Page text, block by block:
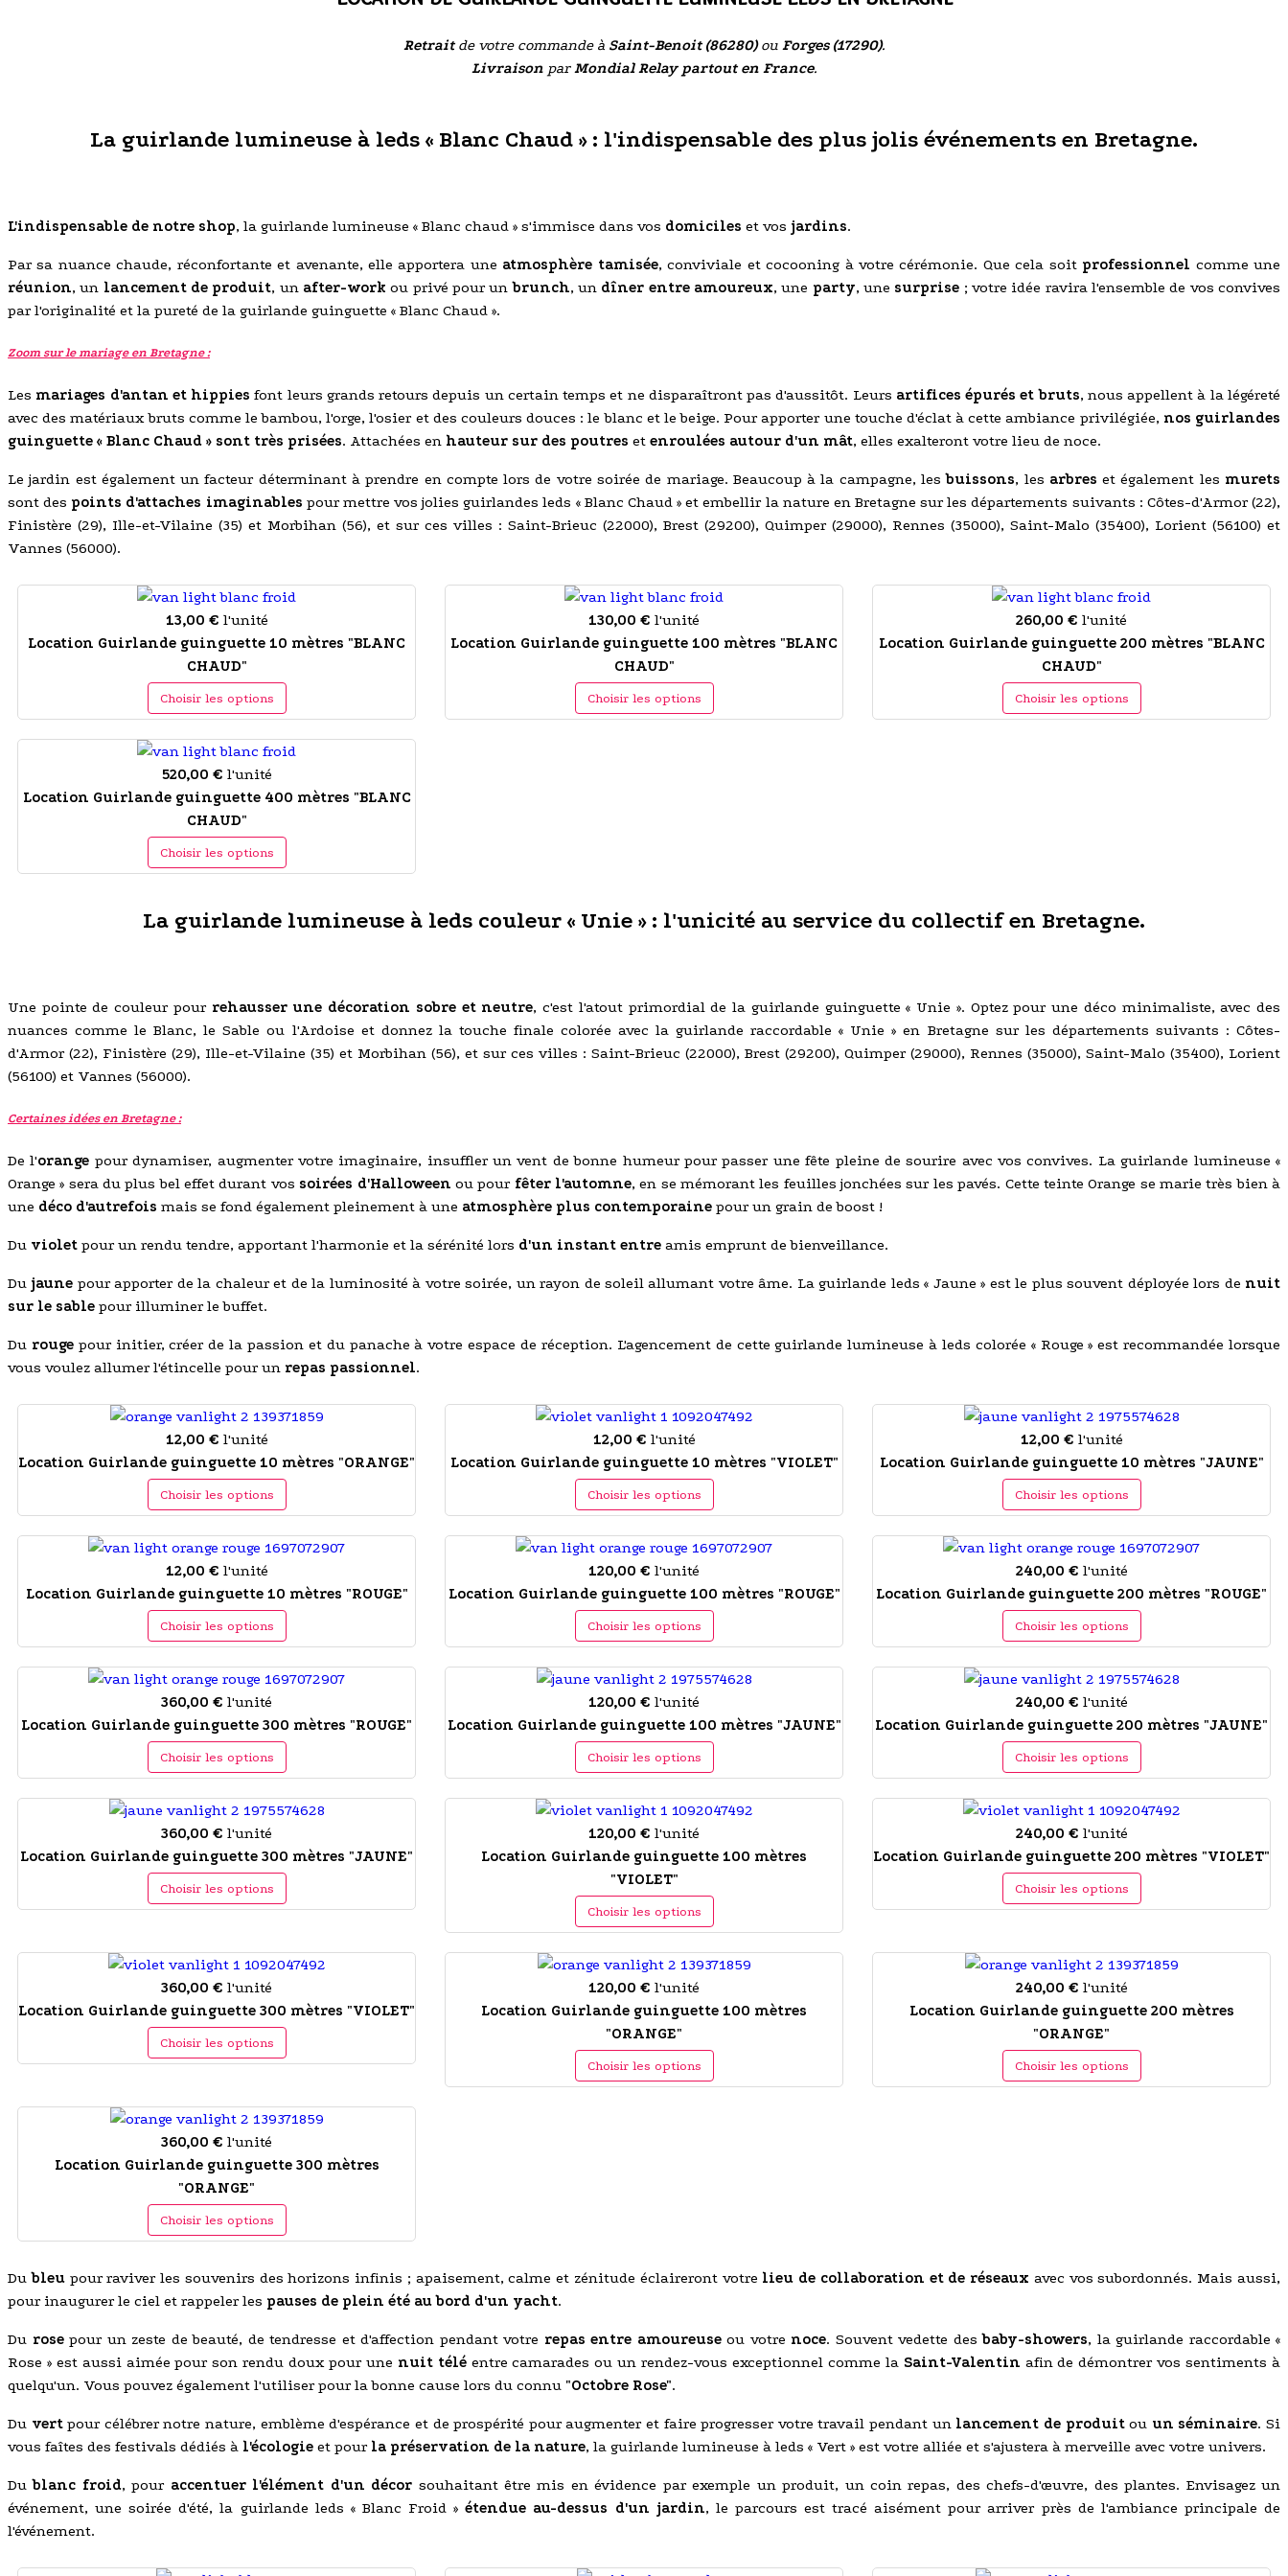
Retraitde votre commande à Saint-Benoit (86280)ou Forges (17290).
LivraisonparMondial Relay partout en France.
La guirlande lumineuse à leds « Blanc Chaud » : l'indispensable des plus jolis événements en Bretagne.
L'indispensable de notre shop, la guirlande lumineuse « Blanc chaud » s'immisce dans vos domiciles et vos jardins.
Par sa nuance chaude, réconfortante et avenante, elle apportera une atmosphère tamisée, conviviale et cocooning à votre cérémonie. Que cela soit professionnel comme une
réunion, un lancement de produit, un after-work ou privé pour unbrunch, un dîner entre amoureux, une party, une surprise ; votre idée ravira l'ensemble de vos convives
par l'originalité et la pureté de la guirlande guinguette « Blanc Chaud ».
Zoom sur le mariage en Bretagne :
Les mariages d'antan et hippies font leurs grands retours depuis un certain temps et ne disparaîtront pas d'aussitôt. Leurs artifices épurés et bruts, nous appellent à la légéreté
avec des matériaux bruts comme le bambou, l'orge, l'osier et des couleurs douces : le blanc et le beige. Pour apporter une touche d'éclat à cette ambiance privilégiée, nos guirlandes
guinguette « Blanc Chaud » sont très prisées. Attachées en hauteur sur des poutres et enroulées autour d'un mât, elles exalteront votre lieu de noce.
Le jardin est également un facteur déterminant à prendre en compte lors de votre soirée de mariage. Beaucoup à la campagne, lesbuissons, les arbres et également les murets
sont des points d'attaches imaginables pour mettre vos jolies guirlandes leds « Blanc Chaud » et embellir la nature en Bretagne sur les départements suivants : Côtes-d'Armor (22),
Finistère (29), Ille-et-Vilaine (35) et Morbihan (56), et sur ces villes : Saint-Brieuc (22000), Brest (29200), Quimper (29000), Rennes (35000), Saint-Malo (35400), Lorient (56100) et
Vannes (56000).
13,00 € l'unité
Location Guirlande guinguette 10 mètres "BLANC
CHAUD"
Choisir les options
130,00 € l'unité
Location Guirlande guinguette 100 mètres "BLANC
CHAUD"
Choisir les options
260,00 € l'unité
Location Guirlande guinguette 200 mètres "BLANC
CHAUD"
Choisir les options
520,00 € l'unité
Location Guirlande guinguette 400 mètres "BLANC
CHAUD"
Choisir les options
La guirlande lumineuse à leds couleur « Unie » : l'unicité au service du collectif en Bretagne.
Une pointe de couleur pour rehausser une décoration sobre et neutre, c'est l'atout primordial de la guirlande guinguette « Unie ». Optez pour une déco minimaliste, avec des
nuances comme le Blanc, le Sable ou l'Ardoise et donnez la touche finale colorée avec la guirlande raccordable « Unie » en Bretagne sur les départements suivants : Côtes-
d'Armor (22), Finistère (29), Ille-et-Vilaine (35) et Morbihan (56), et sur ces villes : Saint-Brieuc (22000), Brest (29200), Quimper (29000), Rennes (35000), Saint-Malo (35400), Lorient
(56100) et Vannes (56000).
Certaines idées en Bretagne :
De l'orange pour dynamiser, augmenter votre imaginaire, insuffler un vent de bonne humeur pour passer une fête pleine de sourire avec vos convives. La guirlande lumineuse «
Orange » sera du plus bel effet durant vos soirées d'Halloween ou pour fêter l'automne, en se mémorant les feuilles jonchées sur les pavés. Cette teinte Orange se marie très bien à
une déco d'autrefois mais se fond également pleinement à une atmosphère plus contemporaine pour un grain de boost !
Du violet pour un rendu tendre, apportant l'harmonie et la sérénité lors d'un instant entre amis emprunt de bienveillance.
Du jaune pour apporter de la chaleur et de la luminosité à votre soirée, un rayon de soleil allumant votre âme. La guirlande leds « Jaune » est le plus souvent déployée lors de nuit
sur le sable pour illuminer le buffet.
Du rougepour initier, créer de la passion et du panache à votre espace de réception. L'agencement de cette guirlande lumineuse à leds colorée « Rouge » est recommandée lorsque
vous voulez allumer l'étincelle pour un repas passionnel.
12,00 € l'unité
Location Guirlande guinguette 10 mètres "ORANGE"
Choisir les options
12,00 € l'unité
Location Guirlande guinguette 10 mètres "VIOLET"
Choisir les options
12,00 € l'unité
Location Guirlande guinguette 10 mètres "JAUNE"
Choisir les options
12,00 € l'unité
Location Guirlande guinguette 10 mètres "ROUGE"
Choisir les options
120,00 € l'unité
Location Guirlande guinguette 100 mètres "ROUGE"
Choisir les options
240,00 € l'unité
Location Guirlande guinguette 200 mètres "ROUGE"
Choisir les options
360,00 € l'unité
Location Guirlande guinguette 300 mètres "ROUGE"
Choisir les options
120,00 € l'unité
Location Guirlande guinguette 100 mètres "JAUNE"
Choisir les options
240,00 € l'unité
Location Guirlande guinguette 200 mètres "JAUNE"
Choisir les options
360,00 € l'unité
Location Guirlande guinguette 300 mètres "JAUNE"
Choisir les options
120,00 € l'unité
Location Guirlande guinguette 100 mètres
"VIOLET"
Choisir les options
240,00 € l'unité
Location Guirlande guinguette 200 mètres "VIOLET"
Choisir les options
360,00 € l'unité
Location Guirlande guinguette 300 mètres "VIOLET"
Choisir les options
120,00 € l'unité
Location Guirlande guinguette 100 mètres
"ORANGE"
Choisir les options
240,00 € l'unité
Location Guirlande guinguette 200 mètres
"ORANGE"
Choisir les options
360,00 € l'unité
Location Guirlande guinguette 300 mètres
"ORANGE"
Choisir les options
Dubleupour raviver les souvenirs des horizons infinis ; apaisement, calme et zénitude éclaireront votre lieu de collaboration et de réseaux avec vos subordonnés. Mais aussi,
pour inaugurer le ciel et rappeler les pauses de plein été au bord d'un yacht.
Du rosepour un zeste de beauté, de tendresse et d'affection pendant votre repas entre amoureuseou votre noce. Souvent vedette desbaby-showers, la guirlande raccordable «
Rose » est aussi aimée pour son rendu doux pour une nuit téléentre camarades ou un rendez-vous exceptionnel comme la Saint-Valentin afin de démontrer vos sentiments à
quelqu'un. Vous pouvez également l'utiliser pour la bonne cause lors du connu "Octobre Rose".
Du vertpour célébrer notre nature, emblème d'espérance et de prospérité pour augmenter et faire progresser votre travail pendant un lancement de produitou un séminaire. Si
vous faîtes des festivals dédiés à l'écologie et pour la préservation de la nature, la guirlande lumineuse à leds « Vert » est votre alliée et s'ajustera à merveille avec votre univers.
Dublanc froid, pour accentuer l'élément d'un décor souhaitant être mis en évidence par exemple un produit, un coin repas, des chefs-d'œuvre, des plantes. Envisagez un
événement, une soirée d'été, la guirlande leds « Blanc Froid »étendue au-dessus d'un jardin, le parcours est tracé aisément pour arriver près de l'ambiance principale de
l'événement.